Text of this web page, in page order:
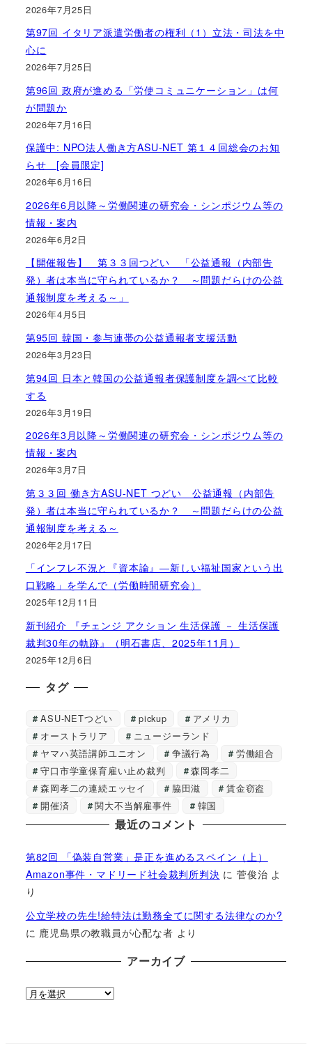
2026年7月25日
第97回 イタリア派遣労働者の権利（1）立法・司法を中
心に
2026年7月25日
第96回 政府が進める「労使コミュニケーション」は何
が問題か
2026年7月16日
保護中: NPO法人働き方ASU-NET 第１４回総会のお知
らせ [会員限定]
2026年6月16日
2026年6月以降～労働関連の研究会・シンポジウム等の
情報・案内
2026年6月2日
【開催報告】 第３３回つどい 「公益通報（内部告
発）者は本当に守られているか？ ～問題だらけの公益
通報制度を考える～」
2026年4月5日
第95回 韓国・参与連帯の公益通報者支援活動
2026年3月23日
第94回 日本と韓国の公益通報者保護制度を調べて比較
する
2026年3月19日
2026年3月以降～労働関連の研究会・シンポジウム等の
情報・案内
2026年3月7日
第３３回 働き方ASU-NET つどい 公益通報（内部告
発）者は本当に守られているか？ ～問題だらけの公益
通報制度を考える～
2026年2月17日
「インフレ不況と『資本論』―新しい福祉国家という出
口戦略」を学んで（労働時間研究会）
2025年12月11日
新刊紹介 『チェンジ アクション 生活保護 － 生活保護
裁判30年の軌跡』（明石書店、2025年11月）
2025年12月6日
タグ
ASU-NETつどい pickup
アメリカ
オーストラリア
ニュージーランド
ヤマハ英語講師ユニオン
争議行為
労働組合
守口市学童保育雇い止め裁判
森岡孝二
森岡孝二の連続エッセイ
脇田滋
賃金窃盗
開催済
関大不当解雇事件 韓国
最近のコメント
第82回 「偽装自営業」是正を進めるスペイン（上）
Amazon事件・マドリード社会裁判所判決 に菅俊治 よ
り
公立学校の先生!給特法は勤務全てに関する法律なのか?
に 鹿児島県の教職員が心配な者 より
アーカイブ
ア